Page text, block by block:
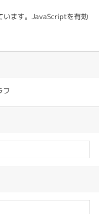
います。JavaScriptを有効
フ